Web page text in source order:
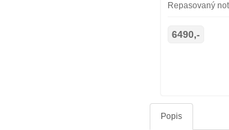
Repasovaný
6490,-
Popis